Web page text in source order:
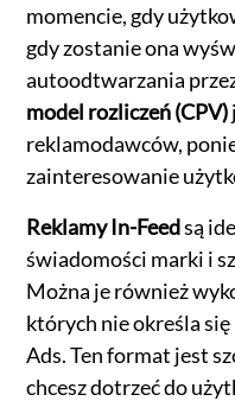
momencie, gdy
gdy zostanie ona
autoodtwarzania
model rozliczeń (CPV)
reklamodawców,
zainteresowanie
Reklamy In-Feedsą
świadomości marki i
Można je również
których nie określa
Ads. Ten format jest
chcesz dotrzeć do